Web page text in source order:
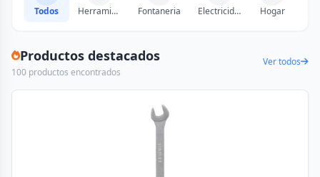
Todos Herramientas Fontaneria Electricidad Hogar
Productos destacados
100 productos encontrados
Ver todos